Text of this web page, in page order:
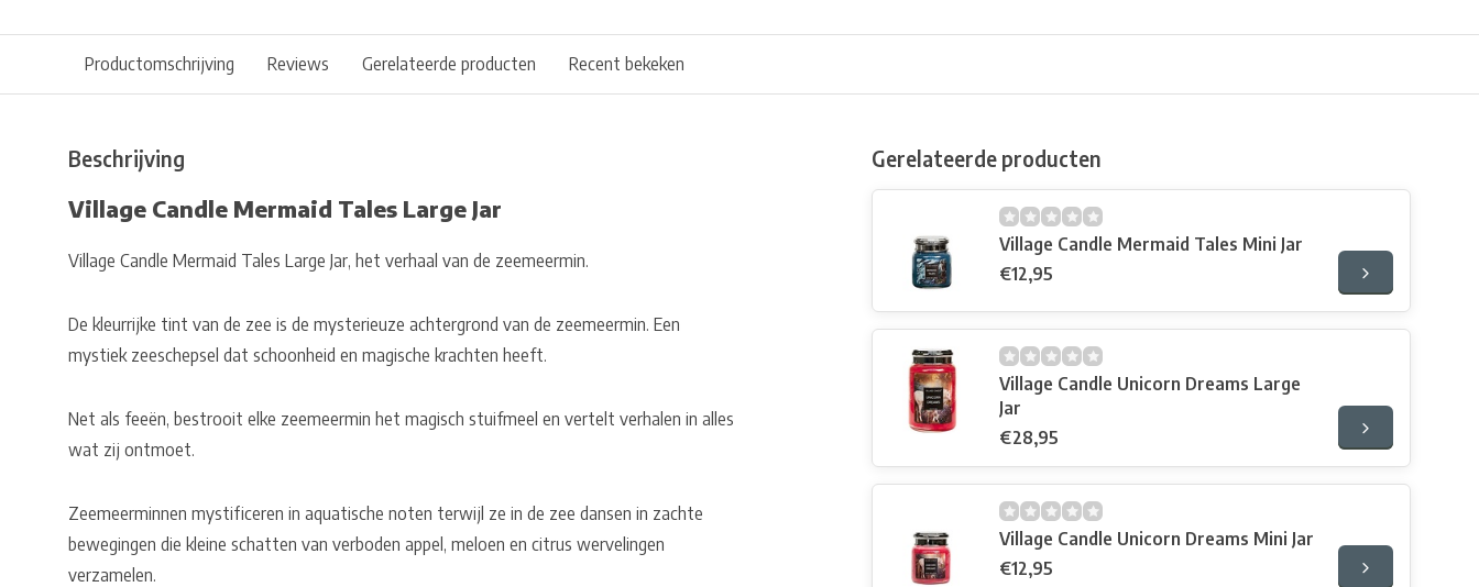
Productomschrijving Reviews Gerelateerde producten Recent bekeken
Beschrijving
Village Candle Mermaid Tales Large Jar
Village Candle Mermaid Tales Large Jar, het verhaal van de zeemeermin.
De kleurrijke tint van de zee is de mysterieuze achtergrond van de zeemeermin. Een
mystiek zeeschepsel dat schoonheid en magische krachten heeft.
Net als feeën, bestrooit elke zeemeermin het magisch stuifmeel en vertelt verhalen in alles
wat zij ontmoet.
Zeemeerminnen mystificeren in aquatische noten terwijl ze in de zee dansen in zachte
bewegingen die kleine schatten van verboden appel, meloen en citrus wervelingen
verzamelen.
Gerelateerde producten
Village Candle Mermaid Tales Mini Jar
€12,95
Village Candle Unicorn Dreams Large
Jar
€28,95
Village Candle Unicorn Dreams Mini Jar
€12,95